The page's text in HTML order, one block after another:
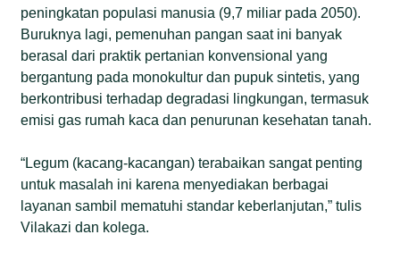
peningkatan populasi manusia (9,7 miliar pada 2050).
Buruknya lagi, pemenuhan pangan saat ini banyak
berasal dari praktik pertanian konvensional yang
bergantung pada monokultur dan pupuk sintetis, yang
berkontribusi terhadap degradasi lingkungan, termasuk
emisi gas rumah kaca dan penurunan kesehatan tanah.
“Legum (kacang-kacangan) terabaikan sangat penting
untuk masalah ini karena menyediakan berbagai
layanan sambil mematuhi standar keberlanjutan,” tulis
Vilakazi dan kolega.